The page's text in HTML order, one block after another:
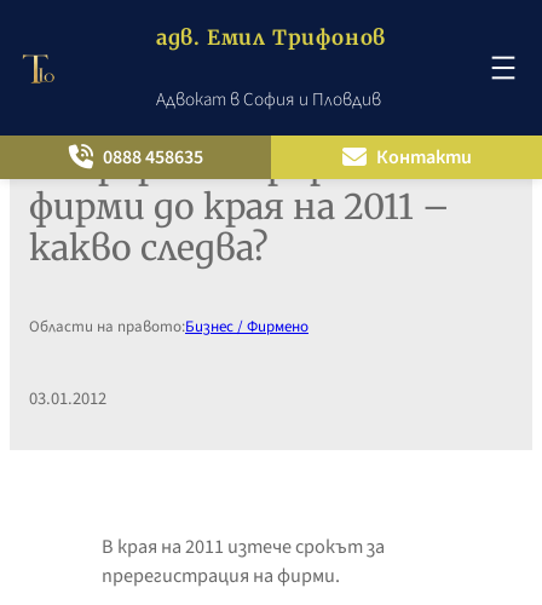
съдържанието
адв. Емил Трифонов
Адвокат в София и Пловдив
0888 458635 Контакти
Непререгистрирани
фирми до края на 2011 –
какво следва?
Области на правото:Бизнес / Фирмено
03.01.2012
В края на 2011 изтече срокът за
пререгистрация на фирми.